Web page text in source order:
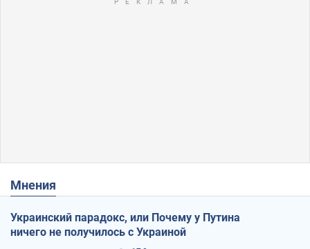
Мнения
Украинский парадокс, или Почему у Путина
ничего не получилось с Украиной